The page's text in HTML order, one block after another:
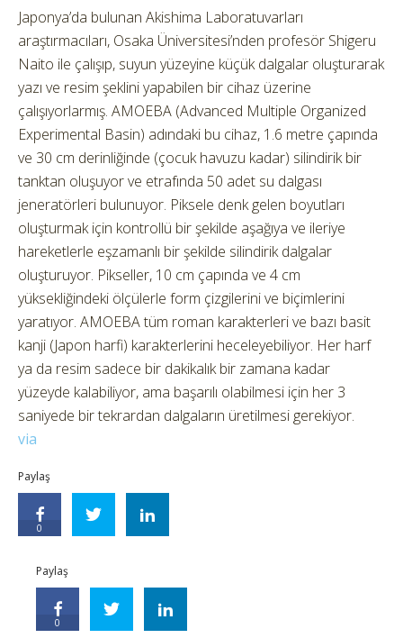
Japonya’da bulunan Akishima Laboratuvarları
araştırmacıları, Osaka Üniversitesi’nden profesör Shigeru
Naito ile çalışıp, suyun yüzeyine küçük dalgalar oluşturarak
yazı ve resim şeklini yapabilen bir cihaz üzerine
çalışıyorlarmış. AMOEBA (Advanced Multiple Organized
Experimental Basin) adındaki bu cihaz, 1.6 metre çapında
ve 30 cm derinliğinde (çocuk havuzu kadar) silindirik bir
tanktan oluşuyor ve etrafında 50 adet su dalgası
jeneratörleri bulunuyor. Piksele denk gelen boyutları
oluşturmak için kontrollü bir şekilde aşağıya ve ileriye
hareketlerle eşzamanlı bir şekilde silindirik dalgalar
oluşturuyor. Pikseller, 10 cm çapında ve 4 cm
yüksekliğindeki ölçülerle form çizgilerini ve biçimlerini
yaratıyor. AMOEBA tüm roman karakterleri ve bazı basit
kanji (Japon harfi) karakterlerini heceleyebiliyor. Her harf
ya da resim sadece bir dakikalık bir zamana kadar
yüzeyde kalabiliyor, ama başarılı olabilmesi için her 3
saniyede bir tekrardan dalgaların üretilmesi gerekiyor.
via
Paylaş
0
Paylaş
0